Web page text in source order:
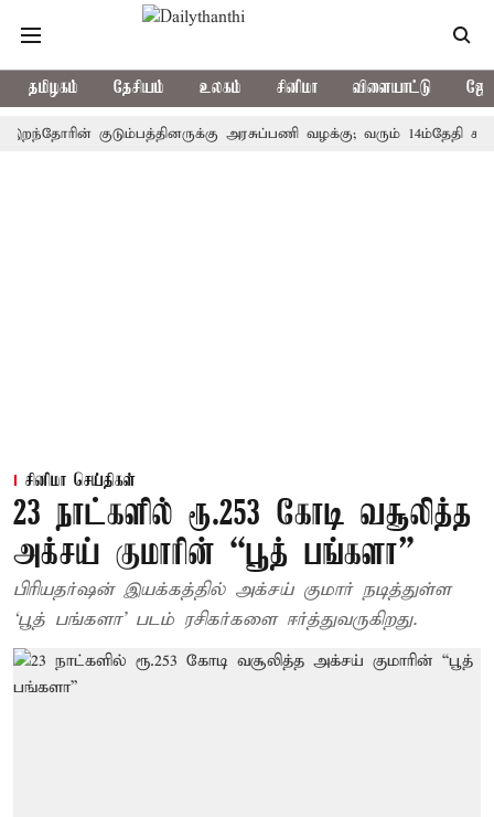
தமிழகம் தேசியம் உலகம் சினிமா விளையாட்டு
குடும்பத்தினருக்கு அரசுப்பணி வழக்கு; வரும் 14ம்தேதி
சினிமா செய்திகள்
23 நாட்களில் ரூ.253 கோடி வசூலித்த
அக்சய் குமாரின் “பூத் பங்களா”
பிரியதர்ஷன் இயக்கத்தில் அக்சய் குமார் நடித்துள்ள
‘பூத் பங்களா’ படம் ரசிகர்களை ஈர்த்துவருகிறது.